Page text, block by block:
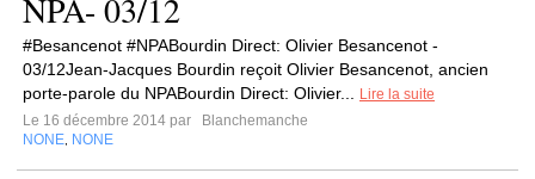
NPA- 03/12
#Besancenot #NPABourdin Direct: Olivier Besancenot -
03/12Jean-Jacques Bourdin reçoit Olivier Besancenot, ancien
porte-parole du NPABourdin Direct: Olivier...
Lire la suite
Le 16 décembre 2014 par
Blanchemanche
NONE NONE